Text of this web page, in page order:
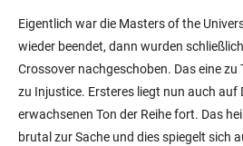
Eigentlich war die Masters of the
wieder beendet, dann wurden
Crossover nachgeschoben. Das eine
zu Injustice. Ersteres liegt nun auch auf
erwachsenen Ton der Reihe fort. Das
brutal zur Sache und dies spiegelt sich